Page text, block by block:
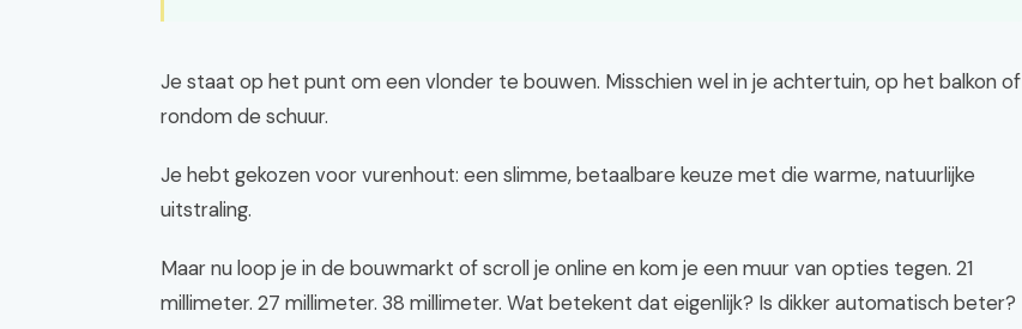
Je staat op het punt om een vlonder te bouwen. Misschien wel in je achtertuin, op het balkon of
rondom de schuur.
Je hebt gekozen voor vurenhout: een slimme, betaalbare keuze met die warme, natuurlijke
uitstraling.
Maar nu loop je in de bouwmarkt of scroll je online en kom je een muur van opties tegen. 21
millimeter. 27 millimeter. 38 millimeter. Wat betekent dat eigenlijk? Is dikker automatisch beter?